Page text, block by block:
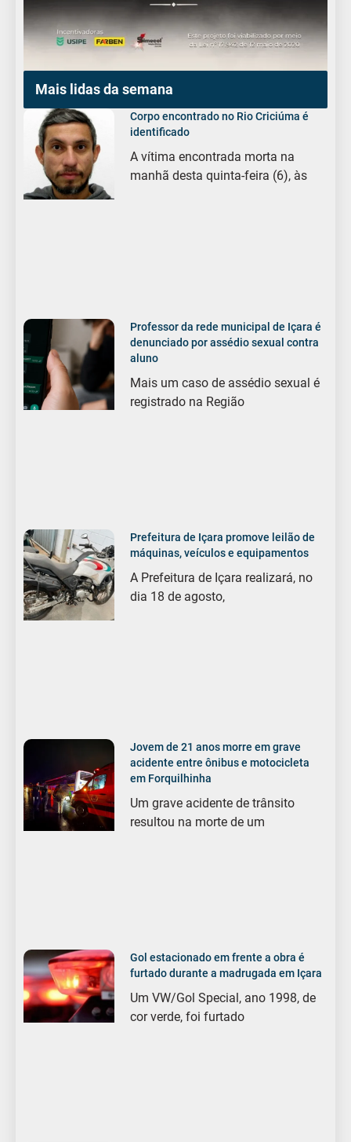
Mais lidas da semana
Corpo encontrado no Rio Criciúma é
identificado
A vítima encontrada morta na
manhã desta quinta-feira (6), às
Professor da rede municipal de Içara é
denunciado por assédio sexual contra
aluno
Mais um caso de assédio sexual é
registrado na Região
Prefeitura de Içara promove leilão de
máquinas, veículos e equipamentos
A Prefeitura de Içara realizará, no
dia 18 de agosto,
Jovem de 21 anos morre em grave
acidente entre ônibus e motocicleta
em Forquilhinha
Um grave acidente de trânsito
resultou na morte de um
Gol estacionado em frente a obra é
furtado durante a madrugada em Içara
Um VW/Gol Special, ano 1998, de
cor verde, foi furtado